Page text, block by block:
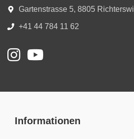
Gartenstrasse 5, 8805 Richterswil
+41 44 784 11 62
Informationen